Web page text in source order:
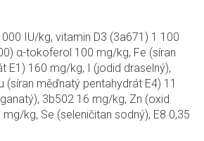
IU/kg, vitamin D3 (3a671) 1 100
α-tokoferol 100 mg/kg, Fe (síran
E1) 160 mg/kg, I (jodid draselný),
(síran měďnatý pentahydrát E4) 11
3b502 16 mg/kg, Zn (oxid
kg, Se (seleničitan sodný), E8 0,35